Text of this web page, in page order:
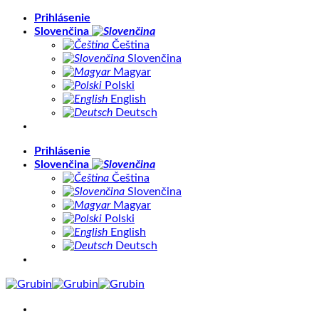
Skip
Prihlásenie
Slovenčina
Čeština
Slovenčina
Magyar
Polski
English
Deutsch
Prihlásenie
Slovenčina
Čeština
Slovenčina
Magyar
Polski
English
Deutsch